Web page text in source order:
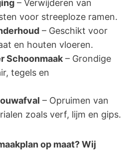
– Verwijderen van
voor streeploze ramen.
– Geschikt voor
en houten vloeren.
Schoonmaak – Grondige
tegels en
– Opruimen van
zoals verf, lijm en gips.
op maat? Wij